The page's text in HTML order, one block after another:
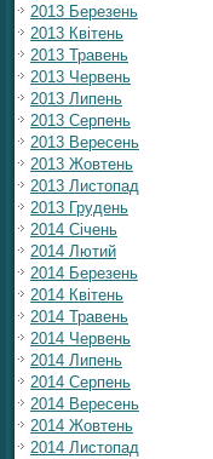
2013 Березень
2013 Квітень
2013 Травень
2013 Червень
2013 Липень
2013 Серпень
2013 Вересень
2013 Жовтень
2013 Листопад
2013 Грудень
2014 Січень
2014 Лютий
2014 Березень
2014 Квітень
2014 Травень
2014 Червень
2014 Липень
2014 Серпень
2014 Вересень
2014 Жовтень
2014 Листопад